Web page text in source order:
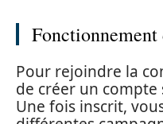
Pour rejoindre la
de créer un
Une fois inscrit,